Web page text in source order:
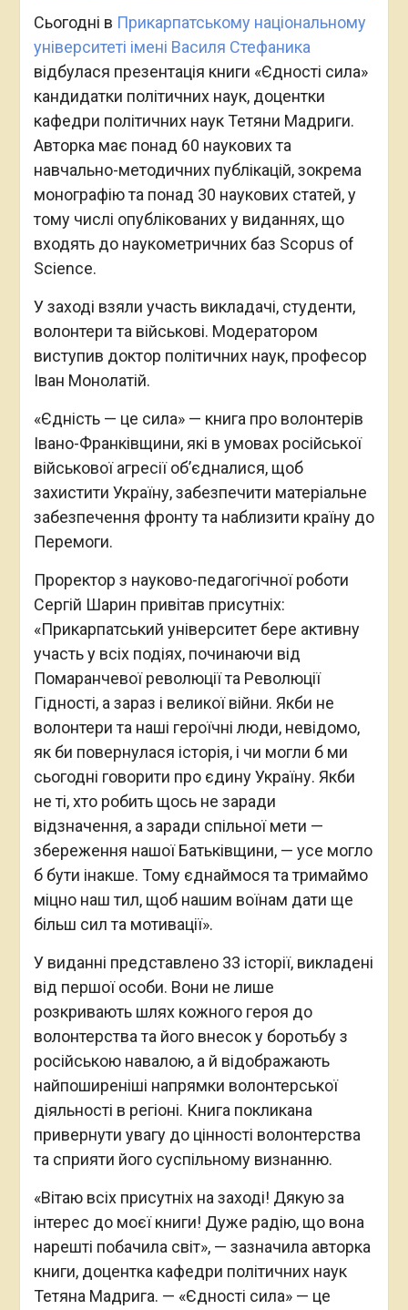
Сьогодні в Прикарпатському національному
університеті імені Василя Стефаника
відбулася презентація книги «Єдності сила»
кандидатки політичних наук, доцентки
кафедри політичних наук Тетяни Мадриги.
Авторка має понад 60 наукових та
навчально-методичних публікацій, зокрема
монографію та понад 30 наукових статей, у
тому числі опублікованих у виданнях, що
входять до наукометричних баз Scopus of
Science.
У заході взяли участь викладачі, студенти,
волонтери та військові. Модератором
виступив доктор політичних наук, професор
Іван Монолатій.
«Єдність — це сила» — книга про волонтерів
Івано-Франківщини, які в умовах російської
військової агресії об’єдналися, щоб
захистити Україну, забезпечити матеріальне
забезпечення фронту та наблизити країну до
Перемоги.
Проректор з науково-педагогічної роботи
Сергій Шарин привітав присутніх:
«Прикарпатський університет бере активну
участь у всіх подіях, починаючи від
Помаранчевої революції та Революції
Гідності, а зараз і великої війни. Якби не
волонтери та наші героїчні люди, невідомо,
як би повернулася історія, і чи могли б ми
сьогодні говорити про єдину Україну. Якби
не ті, хто робить щось не заради
відзначення, а заради спільної мети —
збереження нашої Батьківщини, — усе могло
б бути інакше. Тому єднаймося та тримаймо
міцно наш тил, щоб нашим воїнам дати ще
більш сил та мотивації».
У виданні представлено 33 історії, викладені
від першої особи. Вони не лише
розкривають шлях кожного героя до
волонтерства та його внесок у боротьбу з
російською навалою, а й відображають
найпоширеніші напрямки волонтерської
діяльності в регіоні. Книга покликана
привернути увагу до цінності волонтерства
та сприяти його суспільному визнанню.
«Вітаю всіх присутніх на заході! Дякую за
інтерес до моєї книги! Дуже радію, що вона
нарешті побачила світ», — зазначила авторка
книги, доцентка кафедри політичних наук
Тетяна Мадрига. — «Єдності сила» — це